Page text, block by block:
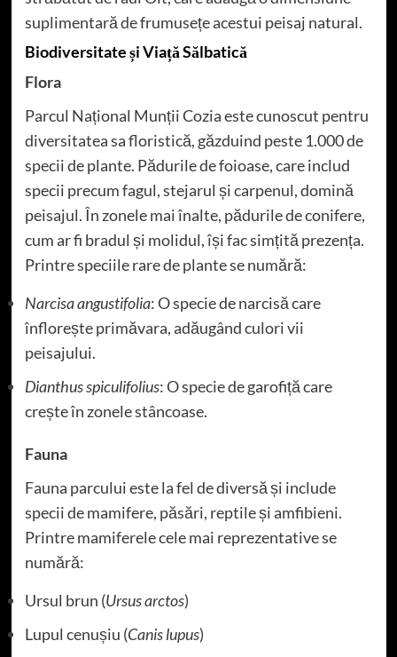
suplimentară de frumusețe acestui peisaj natural.
Biodiversitate și Viață Sălbatică
Flora
Parcul Național Munții Cozia este cunoscut pentru
diversitatea sa floristică, găzduind peste 1.000 de
specii de plante. Pădurile de foioase, care includ
specii precum fagul, stejarul și carpenul, domină
peisajul. În zonele mai înalte, pădurile de conifere,
cum ar fi bradul și molidul, își fac simțită prezența.
Printre speciile rare de plante se numără:
Narcisa angustifolia: O specie de narcisă care
înflorește primăvara, adăugând culori vii
peisajului.
Dianthus spiculifolius: O specie de garofiță care
crește în zonele stâncoase.
Fauna
Fauna parcului este la fel de diversă și include
specii de mamifere, păsări, reptile și amfibieni.
Printre mamiferele cele mai reprezentative se
numără:
Ursul brun (Ursus arctos)
Lupul cenușiu (Canis lupus)